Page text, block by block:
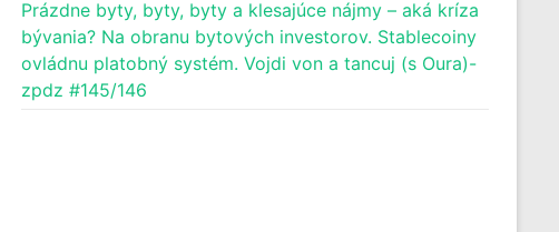
Prázdne byty, byty, byty a klesajúce nájmy – aká kríza
bývania? Na obranu bytových investorov. Stablecoiny
ovládnu platobný systém. Vojdi von a tancuj (s Oura)-
zpdz #145/146